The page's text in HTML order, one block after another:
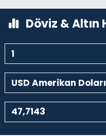
Döviz & Altın